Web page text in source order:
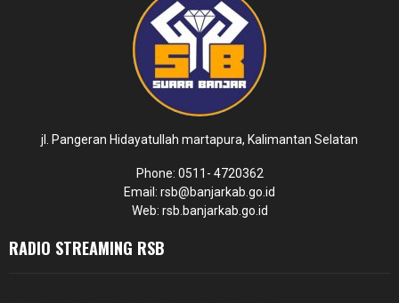
jl. Pangeran Hidayatullah martapura, Kalimantan Selatan
Phone: 0511- 4720362
Email: rsb@banjarkab.go.id
Web: rsb.banjarkab.go.id
RADIO STREAMING RSB